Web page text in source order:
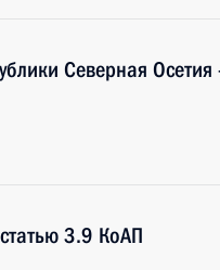
Северная
3.9 КоАП